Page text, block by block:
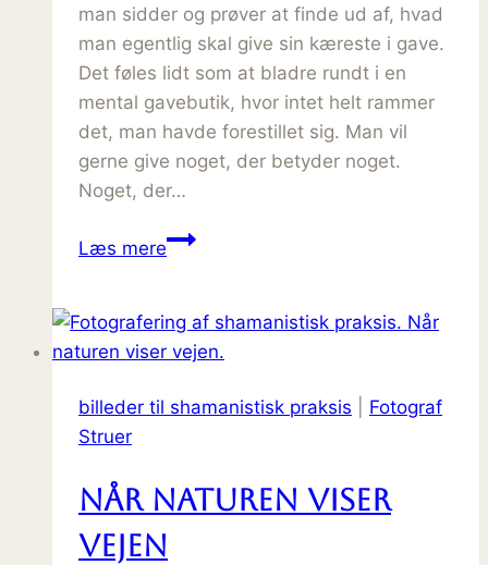
man sidder og prøver at finde ud af, hvad
man egentlig skal give sin kæreste i gave.
Det føles lidt som at bladre rundt i en
mental gavebutik, hvor intet helt rammer
det, man havde forestillet sig. Man vil
gerne give noget, der betyder noget.
Noget, der…
Læs mereHvad
give
min
i
billeder til shamanistisk praksis
Fotograf
Struer
Når naturen viser
vejen